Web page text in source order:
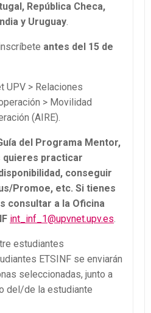
República Checa,
y Uruguay.
antes del 15 de
UPV > Relaciones
> Movilidad
(AIRE).
del Programa Mentor,
quieres practicar
conseguir
Promoe, etc. Si tienes
consultar a la Oficina
int_inf_1@upvnet.upv.es.
estudiantes
ETSINF se enviarán
seleccionadas, junto a
del/de la estudiante